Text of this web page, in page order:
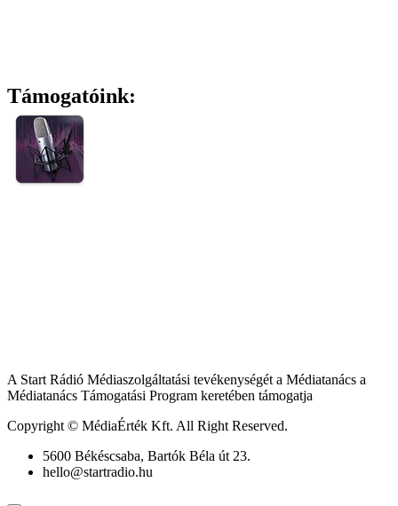
Támogatóink:
A Start Rádió Médiaszolgáltatási tevékenységét a Médiatanács a
Médiatanács Támogatási Program keretében támogatja
Copyright © MédiaÉrték Kft. All Right Reserved.
5600 Békéscsaba, Bartók Béla út 23.
hello@startradio.hu